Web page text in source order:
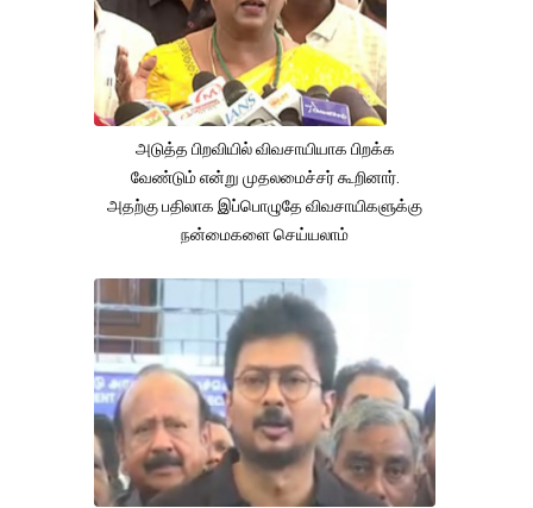
அடுத்த பிறவியில் விவசாயியாக பிறக்க
வேண்டும் என்று முதலமைச்சர் கூறினார்.
அதற்கு பதிலாக இப்பொழுதே விவசாயிகளுக்கு
நன்மைகளை செய்யலாம்